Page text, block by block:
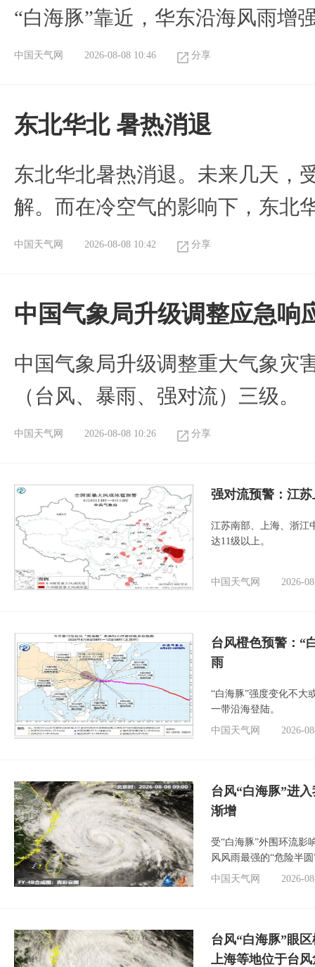
“白海豚”靠近，华东沿海风雨增
中国天气网 2026-08-08 10:46 分享
​东北华北 暑热消退
东北华北暑热消退。未来几天，
解。而在冷空气的影响下，东北
中国天气网 2026-08-08 10:42 分享
中国气象局升级调整应急响
中国气象局升级调整重大气象灾
（台风、暴雨、强对流）三级。
中国天气网 2026-08-08 10:26 分享
强对流预警：江
江苏南部、上海、浙江
达11级以上。
中国天气网 2026-
台风橙色预警：“
雨
“白海豚”强度变化不大
一带沿海登陆。
中国天气网
2026-
台风“白海豚”进
渐增
受“白海豚”外围环流影
风风雨最强的“危险半
中国天气网
2026-
台风“白海豚”眼
上海等地位于台